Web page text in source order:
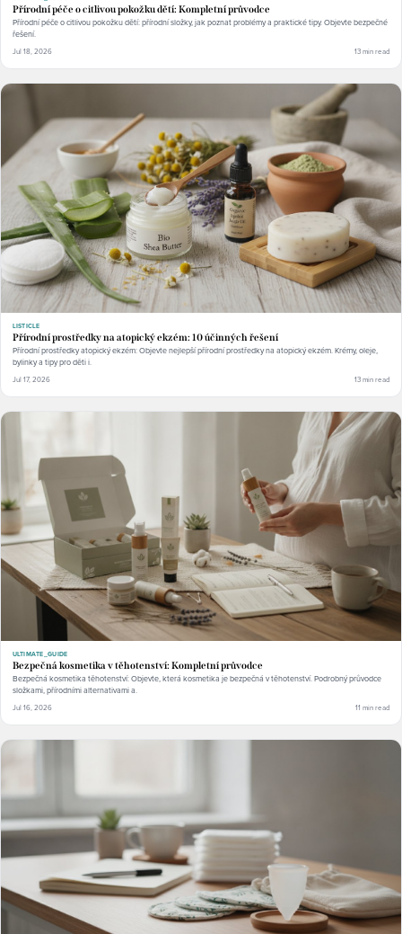
Přírodní péče o citlivou pokožku dětí: Kompletní průvodce
Přírodní péče o citlivou pokožku dětí: přírodní složky, jak poznat problémy a praktické tipy. Objevte bezpečné
řešení.
Jul 18, 2026 13 min read
LISTICLE
Přírodní prostředky na atopický ekzém: 10 účinných řešení
Přírodní prostředky atopický ekzém: Objevte nejlepší přírodní prostředky na atopický ekzém. Krémy, oleje,
bylinky a tipy pro děti i.
Jul 17, 2026 13 min read
ULTIMATE_GUIDE
Bezpečná kosmetika v těhotenství: Kompletní průvodce
Bezpečná kosmetika těhotenství: Objevte, která kosmetika je bezpečná v těhotenství. Podrobný průvodce
složkami, přírodními alternativami a.
Jul 16, 2026 11 min read